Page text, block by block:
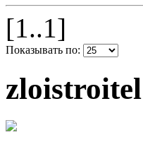
[1..1]
Показывать по: